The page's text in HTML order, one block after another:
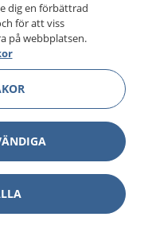
dig en förbättrad
för att viss
på webbplatsen.